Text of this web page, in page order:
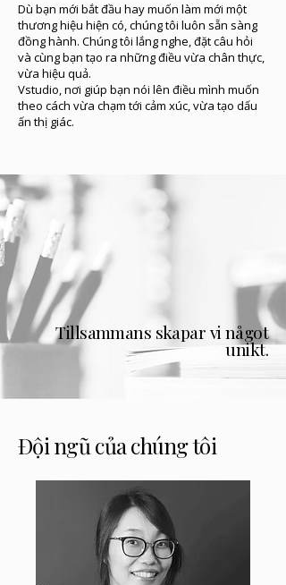
Dù bạn mới bắt đầu hay muốn làm mới một
thương hiệu hiện có, chúng tôi luôn sẵn sàng
đồng hành. Chúng tôi lắng nghe, đặt câu hỏi
và cùng bạn tạo ra những điều vừa chân thực,
vừa hiệu quả.
Vstudio, nơi giúp bạn nói lên điều mình muốn
theo cách vừa chạm tới cảm xúc, vừa tạo dấu
ấn thị giác.
Tillsammans skapar vi något
unikt.
Đội ngũ của chúng tôi